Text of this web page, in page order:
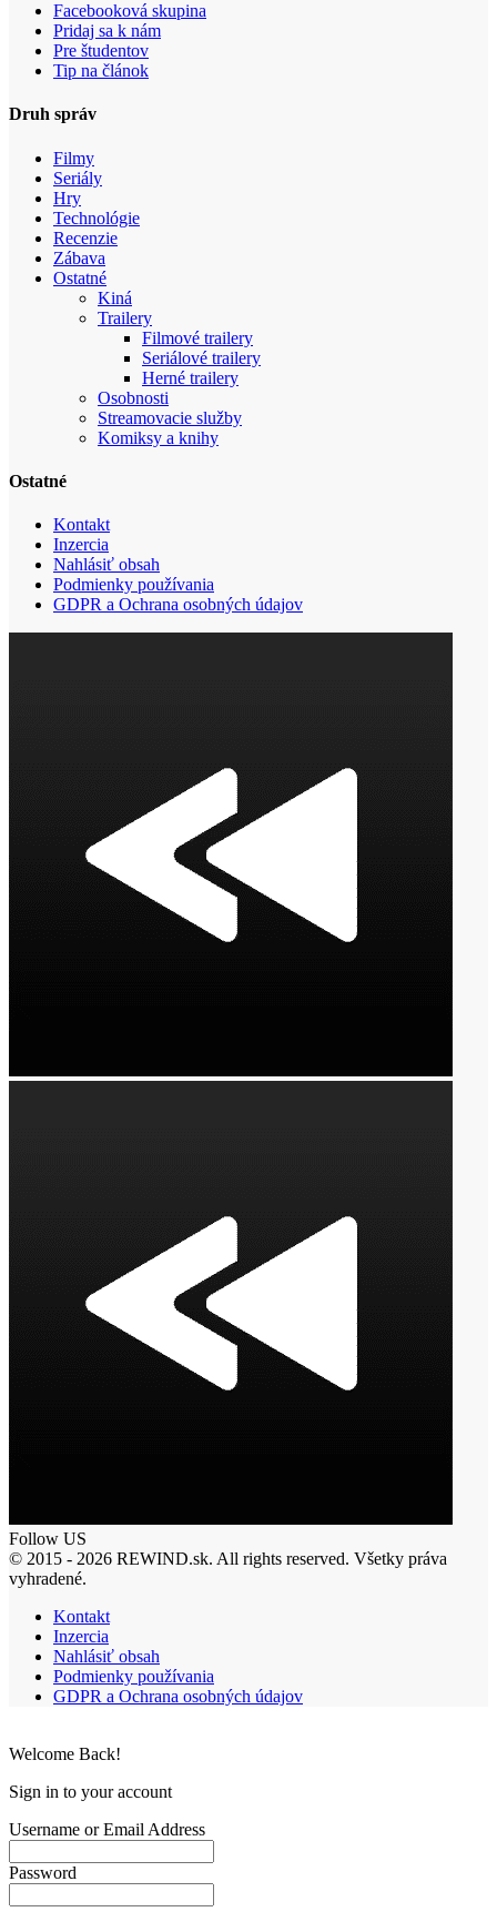
Facebooková skupina
Pridaj sa k nám
Pre študentov
Tip na článok
Druh správ
Filmy
Seriály
Hry
Technológie
Recenzie
Zábava
Ostatné
Kiná
Trailery
Filmové trailery
Seriálové trailery
Herné trailery
Osobnosti
Streamovacie služby
Komiksy a knihy
Ostatné
Kontakt
Inzercia
Nahlásiť obsah
Podmienky používania
GDPR a Ochrana osobných údajov
Follow US
© 2015 - 2026 REWIND.sk. All rights reserved. Všetky práva
vyhradené.
Kontakt
Inzercia
Nahlásiť obsah
Podmienky používania
GDPR a Ochrana osobných údajov
Welcome Back!
Sign in to your account
Username or Email Address
Password